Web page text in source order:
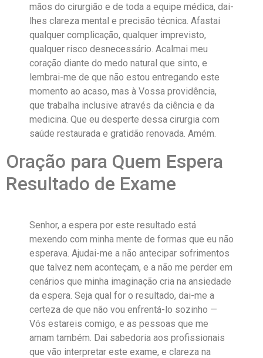
mãos do cirurgião e de toda a equipe médica, dai-
lhes clareza mental e precisão técnica. Afastai
qualquer complicação, qualquer imprevisto,
qualquer risco desnecessário. Acalmai meu
coração diante do medo natural que sinto, e
lembrai-me de que não estou entregando este
momento ao acaso, mas à Vossa providência,
que trabalha inclusive através da ciência e da
medicina. Que eu desperte dessa cirurgia com
saúde restaurada e gratidão renovada. Amém.
Oração para Quem Espera
Resultado de Exame
Senhor, a espera por este resultado está
mexendo com minha mente de formas que eu não
esperava. Ajudai-me a não antecipar sofrimentos
que talvez nem aconteçam, e a não me perder em
cenários que minha imaginação cria na ansiedade
da espera. Seja qual for o resultado, dai-me a
certeza de que não vou enfrentá-lo sozinho —
Vós estareis comigo, e as pessoas que me
amam também. Dai sabedoria aos profissionais
que vão interpretar este exame, e clareza na